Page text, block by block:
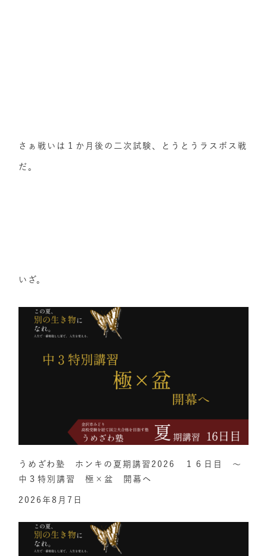
さぁ戦いは１か月後の二次試験、とうとうラスボス戦
だ。
いざ。
うめざわ塾 ホンキの夏期講習2026 １６日目 ～
中３特別講習 極×盆 開幕へ
2026年8月7日